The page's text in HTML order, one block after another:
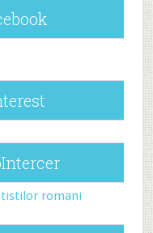
romani